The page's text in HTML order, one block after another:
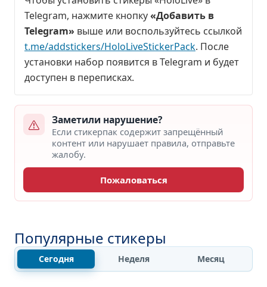
Telegram, нажмите кнопку«Добавить в
Telegram» выше или воспользуйтесь ссылкой
t.me/addstickers/HoloLiveStickerPack. После
установки набор появится в Telegram и будет
доступен в переписках.
Заметили нарушение?
Если стикерпак содержит запрещённый
контент или нарушает правила, отправьте
жалобу.
Пожаловаться
Популярные стикеры
Сегодня Неделя Месяц